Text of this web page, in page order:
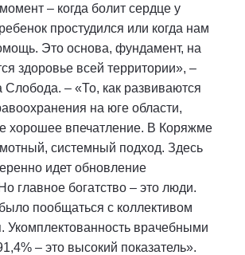
– когда болит сердце у
простудился или когда нам
Это основа, фундамент, на
здоровье всей территории», –
Слобода. – «То, как развиваются
на юге области,
хорошее впечатление. В Коряжме
системный подход. Здесь
идет обновление
главное богатство – это люди.
пообщаться с коллективом
Укомплектованность врачебными
– это высокий показатель».